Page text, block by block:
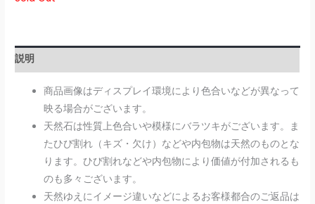
説明
商品画像はディスプレイ環境により色合いなどが異なって
映る場合がございます。
天然石は性質上色合いや模様にバラツキがございます。ま
たひび割れ（キズ・欠け）などや内包物は天然のものとな
ります。ひび割れなどや内包物により価値が付加されるも
のも多々ございます。
天然ゆえにイメージ違いなどによるお客様都合のご返品は